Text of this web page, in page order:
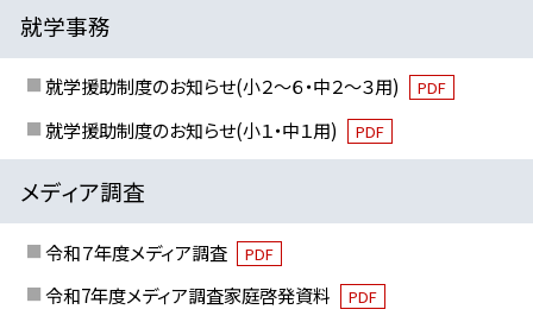
就学事務
就学援助制度のお知らせ(小２～６・中２～３用) PDF
就学援助制度のお知らせ(小１・中１用) PDF
メディア調査
令和７年度メディア調査 PDF
令和7年度メディア調査家庭啓発資料 PDF